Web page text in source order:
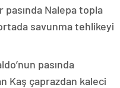
Nalepa topla
savunma tehlikeyi
pasında
Kaş çaprazdan kaleci